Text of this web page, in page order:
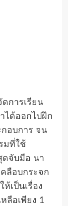
การเรียน
ได้ออกไปฝึก
อบการ จน
มที่ใช้
ดจับมือ นา
ลือบกระจก
เป็นเรื่อง
ลือเพียง 1